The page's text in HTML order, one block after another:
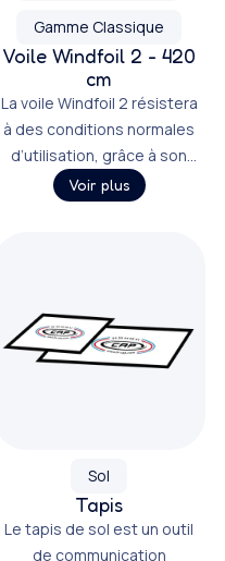
Gamme Classique
Voile Windfoil 2 - 420
cm
La voile Windfoil 2 résistera
à des conditions normales
d’utilisation, grâce à son
mât emboîtable, qui la rend
également facile à monter,
Voir plus
Sol
Tapis
Le tapis de sol est un outil
de communication